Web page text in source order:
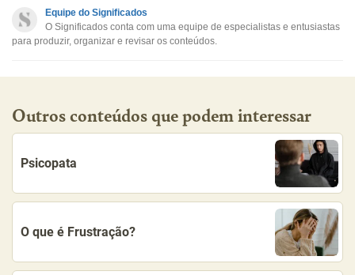
Este conteúdo não tem a informação que procuro
Outro
Equipe do Significados
O Significados conta com uma equipe de especialistas e entusiastas
para produzir, organizar e revisar os conteúdos.
Outros conteúdos que podem interessar
Psicopata
O que é Frustração?